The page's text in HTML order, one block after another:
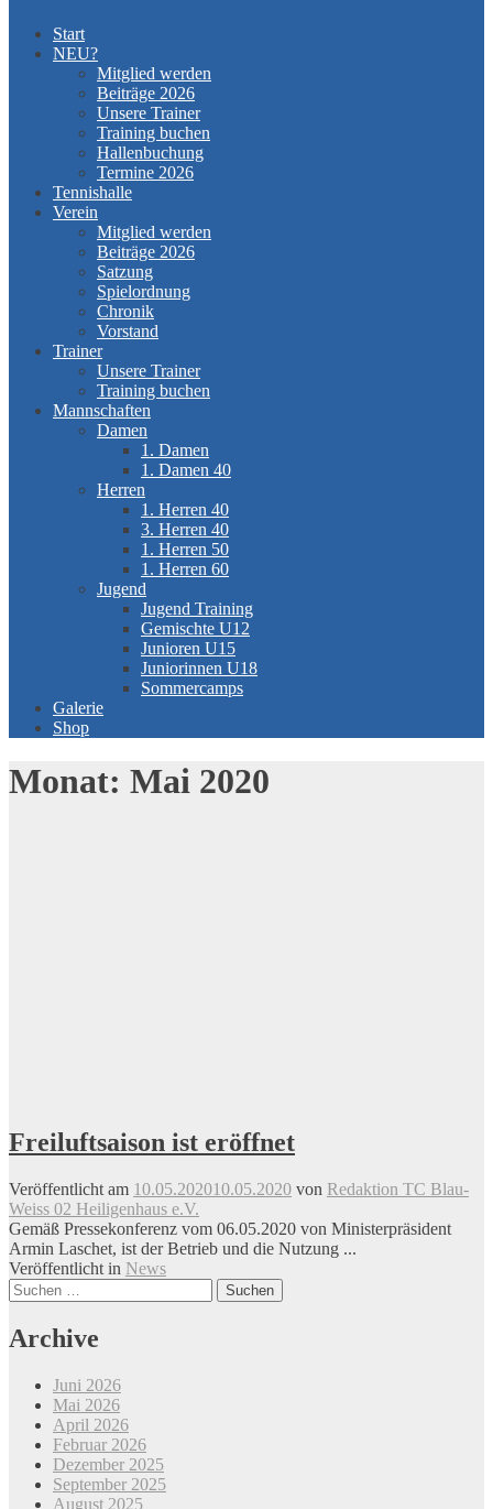
Start
NEU?
Mitglied werden
Beiträge 2026
Unsere Trainer
Training buchen
Hallenbuchung
Termine 2026
Tennishalle
Verein
Mitglied werden
Beiträge 2026
Satzung
Spielordnung
Chronik
Vorstand
Trainer
Unsere Trainer
Training buchen
Mannschaften
Damen
1. Damen
1. Damen 40
Herren
1. Herren 40
3. Herren 40
1. Herren 50
1. Herren 60
Jugend
Jugend Training
Gemischte U12
Junioren U15
Juniorinnen U18
Sommercamps
Galerie
Shop
Monat: Mai 2020
Freiluftsaison ist eröffnet
Veröffentlicht am 10.05.202010.05.2020 von Redaktion TC Blau-
Weiss 02 Heiligenhaus e.V.
Gemäß Pressekonferenz vom 06.05.2020 von Ministerpräsident
Armin Laschet, ist der Betrieb und die Nutzung ...
Veröffentlicht in News
Beitrags-
Navigation
Suchen
nach:
Archive
Juni 2026
Mai 2026
April 2026
Februar 2026
Dezember 2025
September 2025
August 2025